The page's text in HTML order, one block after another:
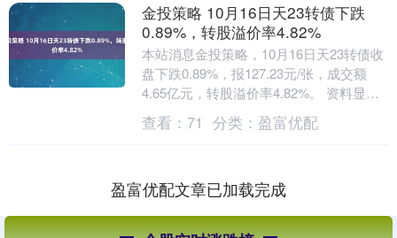
金投策略 10月16日天23转债下跌
0.89%，转股溢价率4.82%
本站消息金投策略，10月16日天23转债收
盘下跌0.89%，报127.23元/张，成交额
4.65亿元，转股溢价率4.82%。 资料显
示，天23转债信用级别为“A....
查看： 71 分类： 盈富优配
盈富优配文章已加载完成